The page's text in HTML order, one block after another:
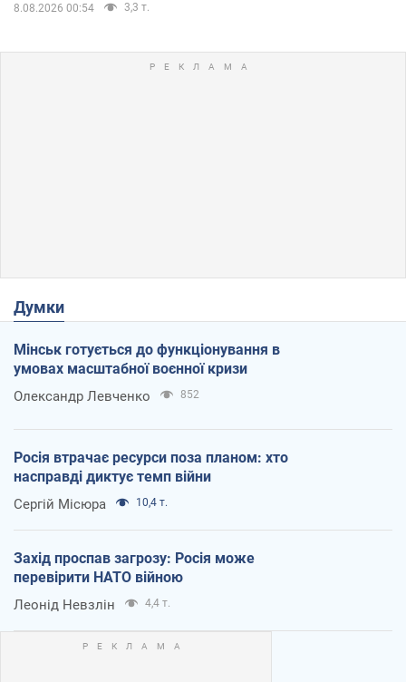
8.08.2026 00:54 3,3 т.
Думки
Мінськ готується до функціонування в
умовах масштабної воєнної кризи
Олександр Левченко 852
Росія втрачає ресурси поза планом: хто
насправді диктує темп війни
Сергій Місюра 10,4 т.
Захід проспав загрозу: Росія може
перевірити НАТО війною
Леонід Невзлін 4,4 т.